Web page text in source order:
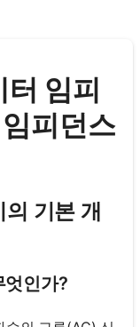
임피
피던스
기본 개
엇인가?